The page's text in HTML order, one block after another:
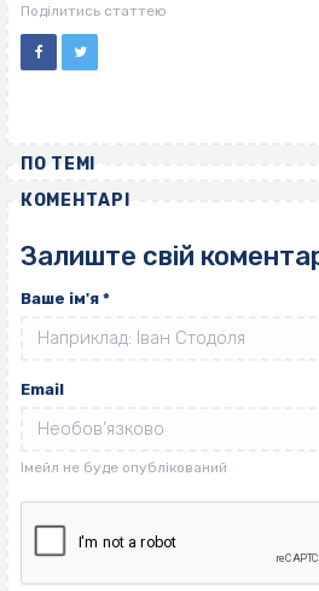
Поділитись статтею
ПО ТЕМІ
КОМЕНТАРІ
Залиште свій
Ваше ім'я *
Email